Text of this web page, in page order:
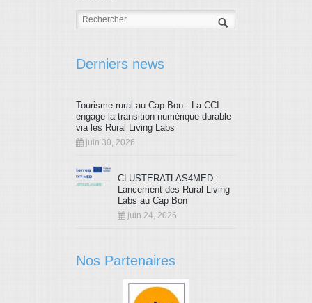
Derniers news
Tourisme rural au Cap Bon : La CCI
engage la transition numérique durable
via les Rural Living Labs
juin 30, 2026
CLUSTERATLAS4MED :
Lancement des Rural Living
Labs au Cap Bon
juin 24, 2026
Nos Partenaires